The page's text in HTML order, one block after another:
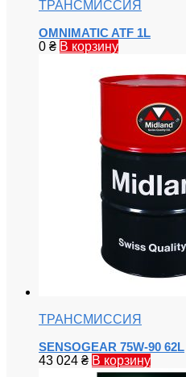
ТРАНСМИССИЯ
OMNIMATIC ATF 1L
0 ₴ В корзину
ТРАНСМИССИЯ
SENSOGEAR 75W-90 62L
43 024 ₴ В корзину